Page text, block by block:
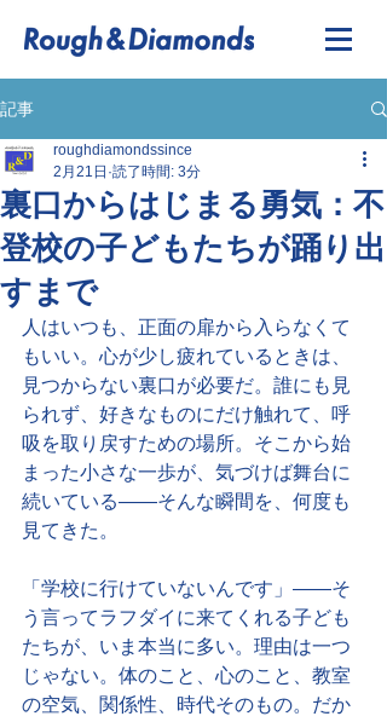
記事
裏口からはじまる勇気：不
登校の子どもたちが踊り出
すまで
roughdiamondssince
2月21日 読了時間: 3分
人はいつも、正面の扉から入らなくて
もいい。心が少し疲れているときは、
見つからない裏口が必要だ。誰にも見
られず、好きなものにだけ触れて、呼
吸を取り戻すための場所。そこから始
まった小さな一歩が、気づけば舞台に
続いている――そんな瞬間を、何度も
見てきた。
「学校に行けていないんです」——そ
う言ってラフダイに来てくれる子ども
たちが、いま本当に多い。理由は一つ
じゃない。体のこと、心のこと、教室
の空気、関係性、時代そのもの。だか